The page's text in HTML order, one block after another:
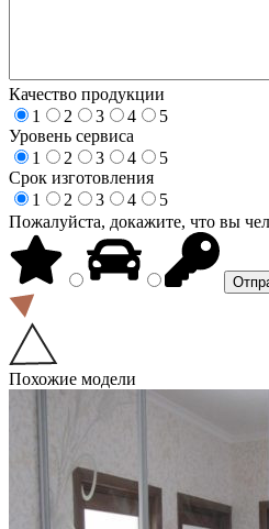
Качество продукции
1
2 3 4
5
Уровень сервиса
1
2 3 4
5
Срок изготовления
1
2 3 4
5
Пожалуйста, докажите, что вы
Похожие модели